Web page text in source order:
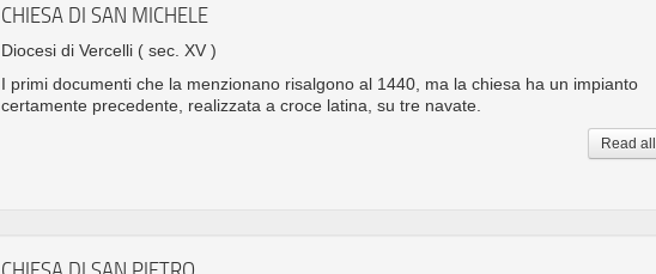
CHIESA DI SAN MICHELE
Diocesi di Vercelli ( sec. XV )
I primi documenti che la menzionano risalgono al 1440, ma la chiesa ha un impianto
certamente precedente, realizzata a croce latina, su tre navate.
Read all